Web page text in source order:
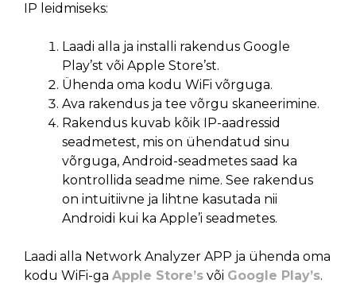
IP leidmiseks:
Laadi alla ja installi rakendus Google
Play’st või Apple Store’st.
Ühenda oma kodu WiFi võrguga.
Ava rakendus ja tee võrgu skaneerimine.
Rakendus kuvab kõik IP-aadressid
seadmetest, mis on ühendatud sinu
võrguga, Android-seadmetes saad ka
kontrollida seadme nime. See rakendus
on intuitiivne ja lihtne kasutada nii
Androidi kui ka Apple’i seadmetes.
Laadi alla Network Analyzer APP ja ühenda oma
kodu WiFi-ga Apple Store’s või Google Play’s.